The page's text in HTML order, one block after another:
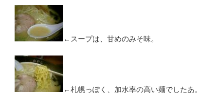
←スープは、甘めのみそ味。
←札幌っぽく、加水率の高い麺でしたあ。